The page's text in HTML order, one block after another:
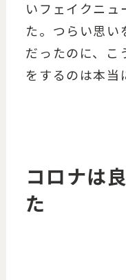
いフェイクニュ
た。つらい思い
だったのに、こ
をするのは本当
コロナは
た